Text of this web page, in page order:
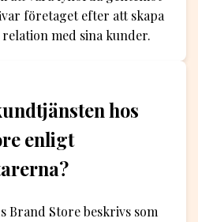
företaget efter att skapa
med sina kunder.
hos
enligt
Brand Store beskrivs som